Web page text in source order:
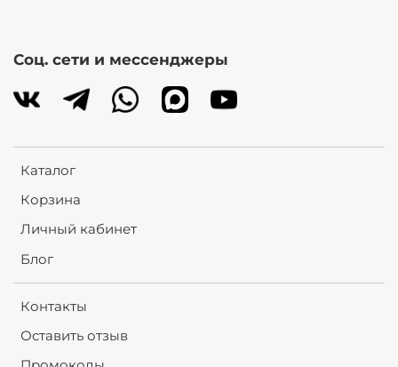
Каталог
Корзина
Личный кабинет
Блог
Контакты
Оставить отзыв
Соц. сети и мессенджеры